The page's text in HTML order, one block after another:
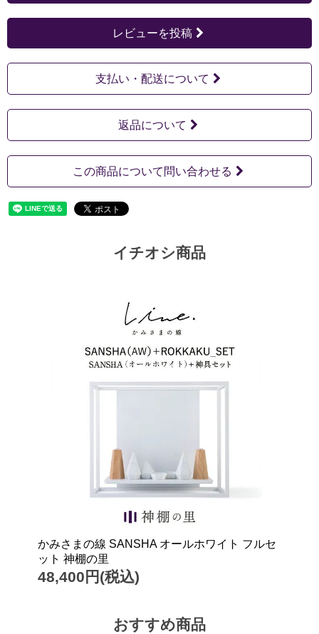
レビューを投稿
支払い・配送について
返品について
この商品について問い合わせる
イチオシ商品
かみさまの線 SANSHA オールホワイト フルセ
ット 神棚の里
48,400円(税込)
おすすめ商品